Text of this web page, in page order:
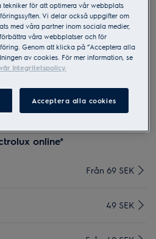
Compact Blender
online*
Från 69 SEK
49 SEK
för att optimera vår webbplats
Vi delar också uppgifter om
med våra partner inom sociala medier,
våra webbplatser och för
Genom att klicka på ”Acceptera alla
av cookies. För mer information, se
Integritetspolicy.
Acceptera alla cookies